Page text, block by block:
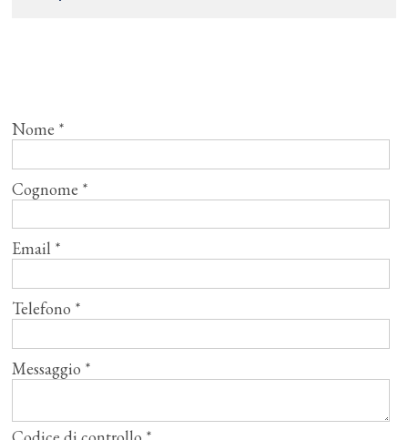
Nome *
Cognome *
Email *
Telefono *
Messaggio *